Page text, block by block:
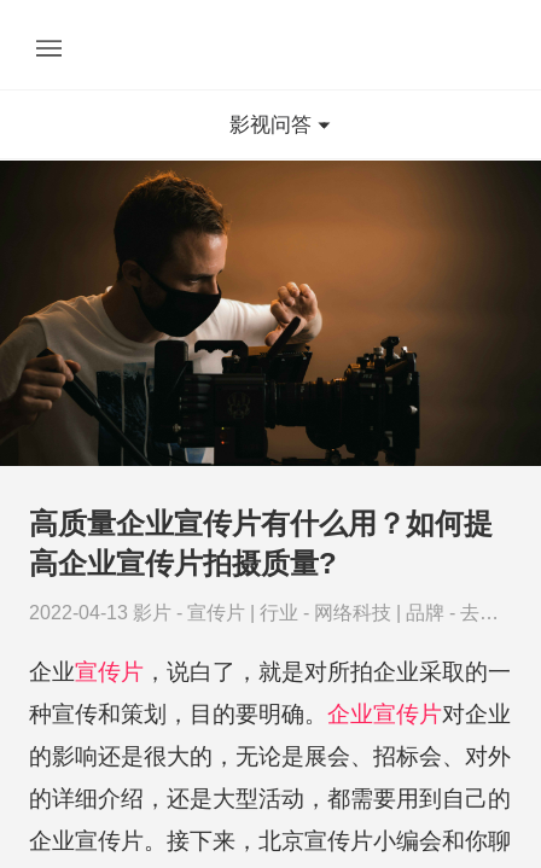
影视问答
高质量企业宣传片有什么用？如何提
高企业宣传片拍摄质量?
2022-04-13 影片 - 宣传片 行业 - 网络科技 品牌 - 去哪
企业宣传片，说白了，就是对所拍企业采取的一
种宣传和策划，目的要明确。 企业宣传片对企业
的影响还是很大的，无论是展会、招标会、对外
的详细介绍，还是大型活动，都需要用到自己的
企业宣传片。接下来，北京宣传片小编会和你聊